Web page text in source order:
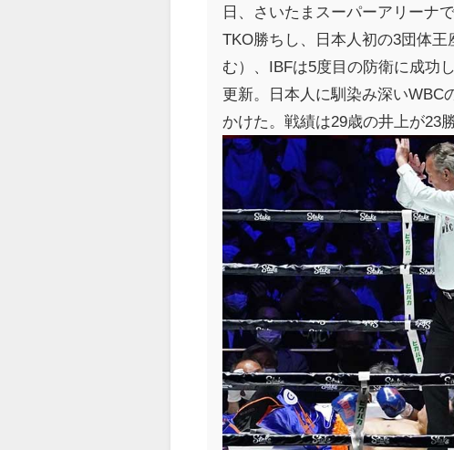
日、さいたまスーパーアリーナ
TKO勝ちし、日本人初の3団体
む）、IBFは5度目の防衛に成功
更新。日本人に馴染み深いWBC
かけた。戦績は29歳の井上が23